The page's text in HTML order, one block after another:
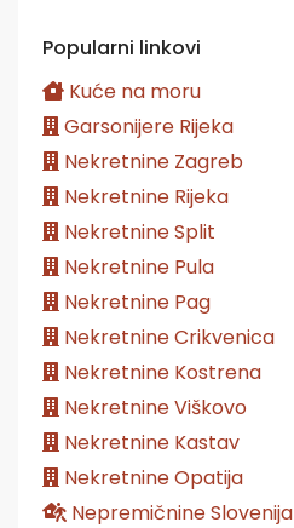
Popularni linkovi
Kuće na moru
Garsonijere Rijeka
Nekretnine Zagreb
Nekretnine Rijeka
Nekretnine Split
Nekretnine Pula
Nekretnine Pag
Nekretnine Crikvenica
Nekretnine Kostrena
Nekretnine Viškovo
Nekretnine Kastav
Nekretnine Opatija
Nepremičnine Slovenija